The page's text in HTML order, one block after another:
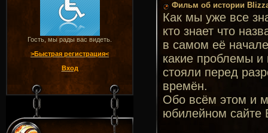
Гость, мы рады вас видеть.
>Быстрая регистрация<
Вход
Фильм об истории
Как мы уже все
кто знает что
в самом её
какие проблемы и
стояли перед
времён.
Обо всём этом и
юбилейном сайте